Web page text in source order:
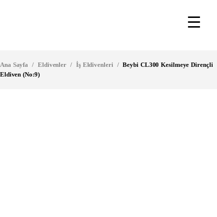
Ana Sayfa / Eldivenler / İş Eldivenleri / Beybi CL300 Kesilmeye Dirençli
Eldiven (No:9)